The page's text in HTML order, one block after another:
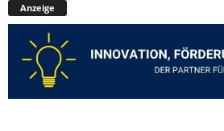
Anzeige